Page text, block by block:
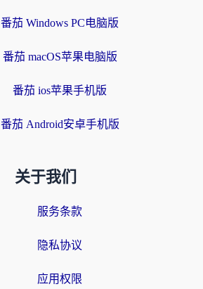
番茄 Windows PC电脑版
番茄 macOS苹果电脑版
番茄 ios苹果手机版
番茄 Android安卓手机版
关于我们
服务条款
隐私协议
应用权限